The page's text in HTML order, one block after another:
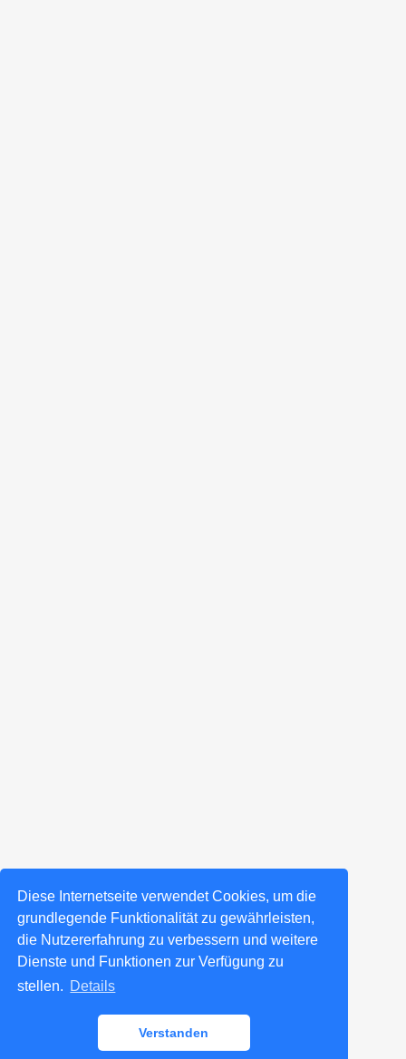
Diese Internetseite verwendet Cookies, um die
grundlegende Funktionalität zu gewährleisten,
die Nutzererfahrung zu verbessern und weitere
Dienste und Funktionen zur Verfügung zu
stellen. Details
Verstanden